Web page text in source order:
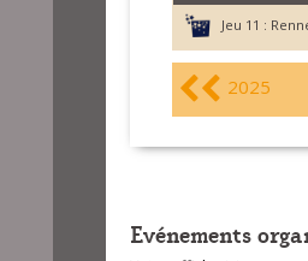
Jeu 11 :
2025
Evénements